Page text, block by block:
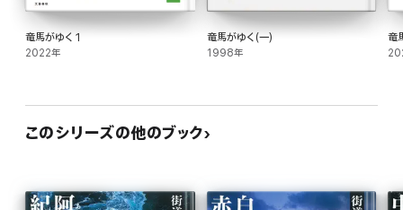
竜馬がゆく 1
2022年
竜馬がゆく(一)
1998年
竜
このシリーズの他のブック